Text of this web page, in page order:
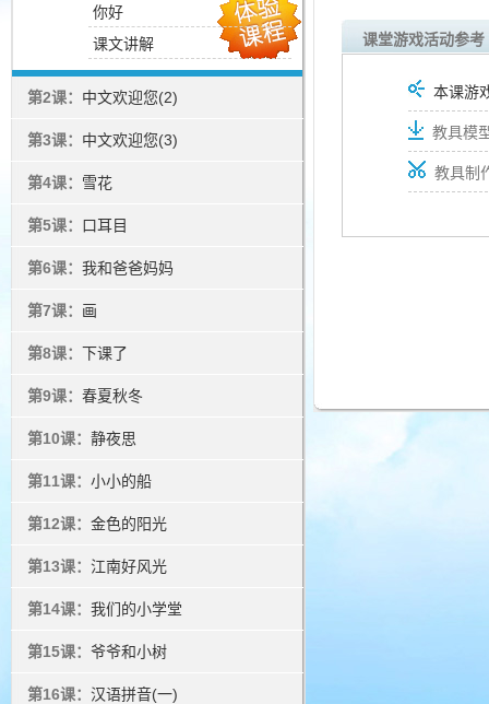
你好
课文讲解
第2课： 中文欢迎您(2)
第3课： 中文欢迎您(3)
第4课： 雪花
第5课： 口耳目
第6课： 我和爸爸妈妈
第7课： 画
第8课： 下课了
第9课： 春夏秋冬
第10课： 静夜思
第11课： 小小的船
第12课： 金色的阳光
第13课： 江南好风光
第14课： 我们的小学堂
第15课： 爷爷和小树
第16课： 汉语拼音(一)
课堂游戏活动参考
本课游
教具模
教具制